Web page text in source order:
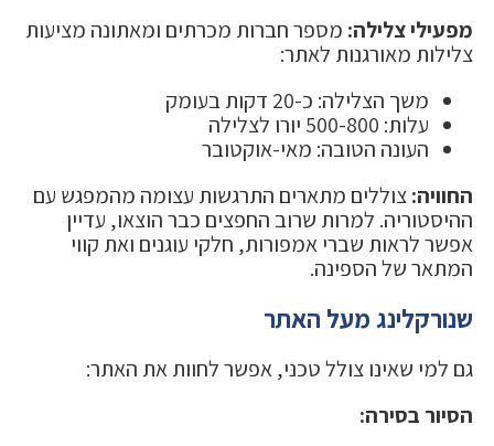
מפעילי צלילה: מספר חברות מכרתים ומאתונה מציעות
צלילות מאורגנות לאתר:
משך הצלילה: כ-20 דקות בעומק
עלות: 500-800 יורו לצלילה
העונה הטובה: מאי-אוקטובר
החוויה:צוללים מתארים התרגשות עצומה מהמפגש עם
ההיסטוריה. למרות שרוב החפצים כבר הוצאו, עדיין
אפשר לראות שברי אמפורות, חלקי עוגנים ואת קווי
המתאר של הספינה.
שנורקלינג מעל האתר
גם למי שאינו צולל טכני, אפשר לחוות את האתר:
הסיור בסירה: